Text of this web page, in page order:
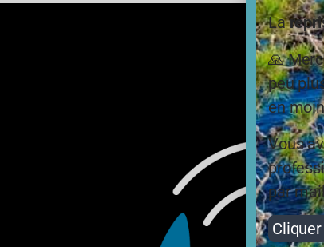
La
🙏
peu
en
Vous
par